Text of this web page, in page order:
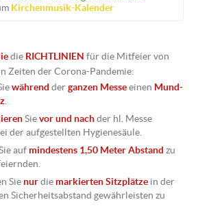
Kirchenmusik-Kalender
die RICHTLINIEN für die Mitfeier von
Zeiten der Corona-Pandemie:
während derganzen Messeeinen Mund-
Sievor und nachder hl. Messe
der aufgestellten Hygienesäule.
auf mindestens 1,50 Meter Abstand zu
Sie nurdie markierten Sitzplätze in der
Sicherheitsabstand gewährleisten zu